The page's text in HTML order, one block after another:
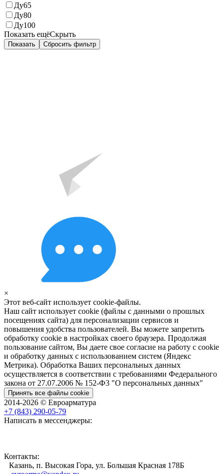
Ду65
Ду80
Ду100
Показать ещёСкрыть
Показать Сбросить фильтр
×
Этот веб-сайт использует cookie-файлы.
Наш сайт использует cookie (файлы с данными о прошлых
посещениях сайта) для персонализации сервисов и
повышения удобства пользователей. Вы можете запретить
обработку cookie в настройках своего браузера. Продолжая
пользование сайтом, Вы даете свое согласие на работу с cookie
и обработку данных с использованием систем (Яндекс
Метрика). Обработка Ваших персональных данных
осуществляется в соответствии с требованиями Федерального
закона от 27.07.2006 № 152-Ф3 "О персональных данных"
Принять все файлы cookie
2014-2026 © Евроарматура
+7 (843) 290-05-79
Написать в мессенджеры:
Контакты:
Казань, п. Высокая Гора, ул. Большая Красная 178Б